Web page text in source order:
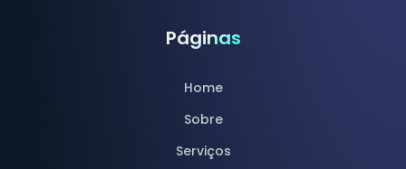
Páginas
Home
Sobre
Serviços